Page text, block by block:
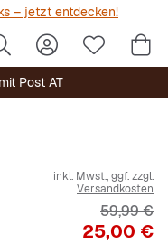
– jetzt entdecken!
Post AT
inkl. Mwst., ggf. zzgl.
Versandkosten
Preis
25,00 €
59,99 €